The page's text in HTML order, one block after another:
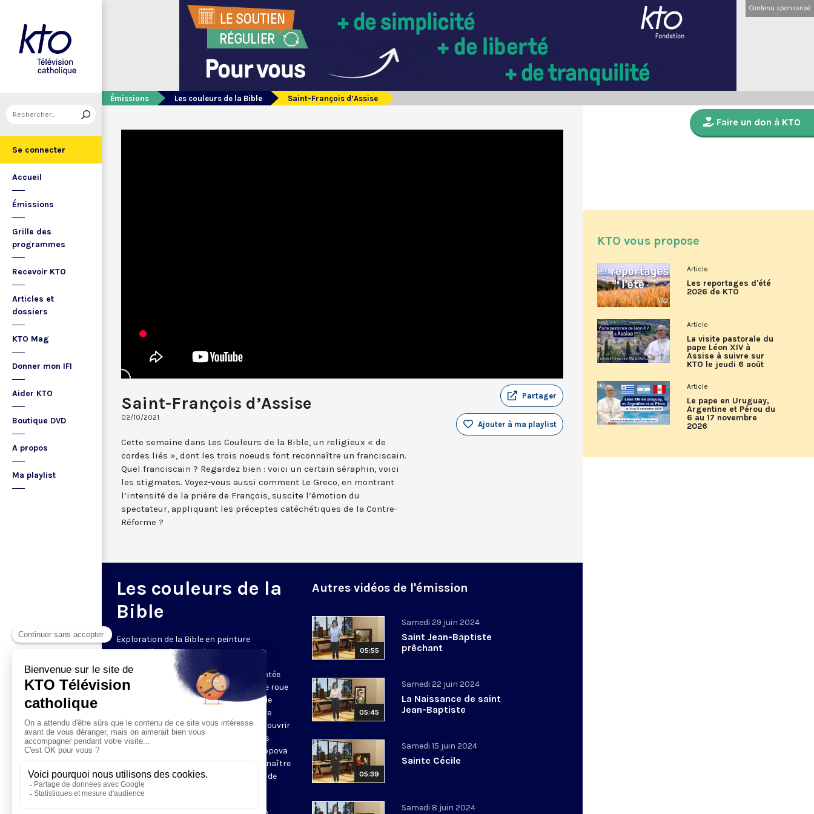
Se connecter
Accueil
Émissions
Grille des
programmes
Recevoir KTO
Articles et
dossiers
KTO Mag
Donner mon IFI
Aider KTO
Boutique DVD
A propos
Ma playlist
Contenu sponsorisé
Émissions Les couleurs de la Bible Saint-François d’Assise
Saint-François d’Assise
02/10/2021
Partager
Ajouter à ma playlist
Cette semaine dans Les Couleurs de la Bible, un religieux « de
cordes liés », dont les trois noeuds font reconnaître un franciscain.
Quel franciscain ? Regardez bien : voici un certain séraphin, voici
les stigmates. Voyez-vous aussi comment Le Greco, en montrant
l’intensité de la prière de François, suscite l’émotion du
spectateur, appliquant les préceptes catéchétiques de la Contre-
Réforme ?
Les couleurs de la
Bible
Exploration de la Bible en peinture
Le samedi • 20h30 • 5 min
Mais quelle est donc la scène représentée
sur ce tableau ? Pourquoi y a-t-il ici une roue
et là une palme, une couronne ? Chaque
samedi à 21h30, rendez-vous avec votre
professeur d’histoire de l’art, pour découvrir
un épisode biblique illustré par les plus
grands peintres. En 5 minutes, Olga Popova
vous donne tous les codes pour reconnaître
la scène et comprendre les intentions de
l’artiste.
Autres vidéos de l'émission
05:55
Samedi 29 juin 2024
Saint Jean-Baptiste
prêchant
05:45
Samedi 22 juin 2024
La Naissance de saint
Jean-Baptiste
05:39
Samedi 15 juin 2024
Sainte Cécile
Samedi 8 juin 2024
Faire un don à KTO
KTO vous propose
Article
Les reportages d'été
2026 de KTO
Article
La visite pastorale du
pape Léon XIV à
Assise à suivre sur
KTO le jeudi 6 août
Article
Le pape en Uruguay,
Argentine et Pérou du
6 au 17 novembre
2026